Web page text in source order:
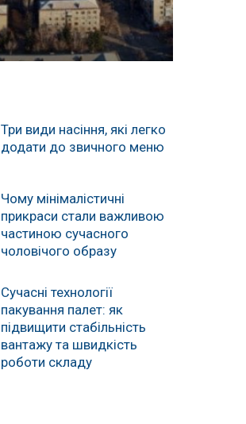
Три види насіння, які легко
додати до звичного меню
Чому мінімалістичні
прикраси стали важливою
частиною сучасного
чоловічого образу
Сучасні технології
пакування палет: як
підвищити стабільність
вантажу та швидкість
роботи складу